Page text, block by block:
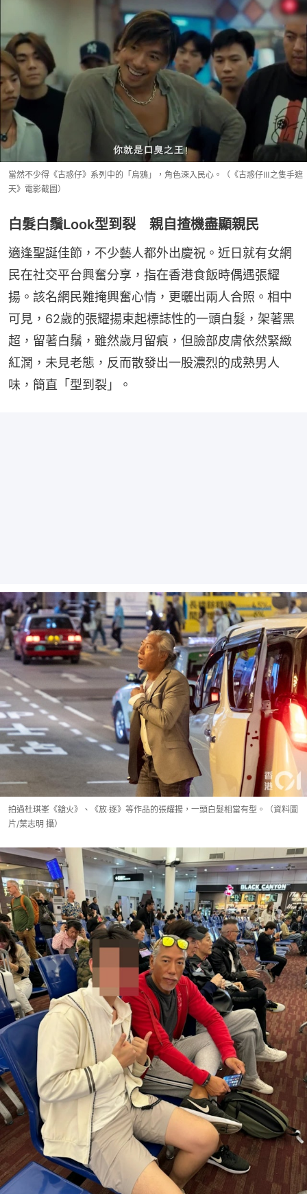
當然不少得《古惑仔》系列中的「烏鴉」，角色深入民心。（《古惑仔Ⅲ之隻手遮
天》電影截圖）
白髮白鬚Look型到裂 親自揸機盡顯親民
適逢聖誕佳節，不少藝人都外出慶祝。近日就有女網
民在社交平台興奮分享，指在香港食飯時偶遇張耀
揚。該名網民難掩興奮心情，更曬出兩人合照。相中
可見，62歲的張耀揚束起標誌性的一頭白髮，架著黑
超，留著白鬚，雖然歲月留痕，但臉部皮膚依然緊緻
紅潤，未見老態，反而散發出一股濃烈的成熟男人
味，簡直「型到裂」。
拍過杜琪峯《鎗火》、《放‧逐》等作品的張耀揚，一頭白髮相當有型。（資料圖
片/葉志明 攝）